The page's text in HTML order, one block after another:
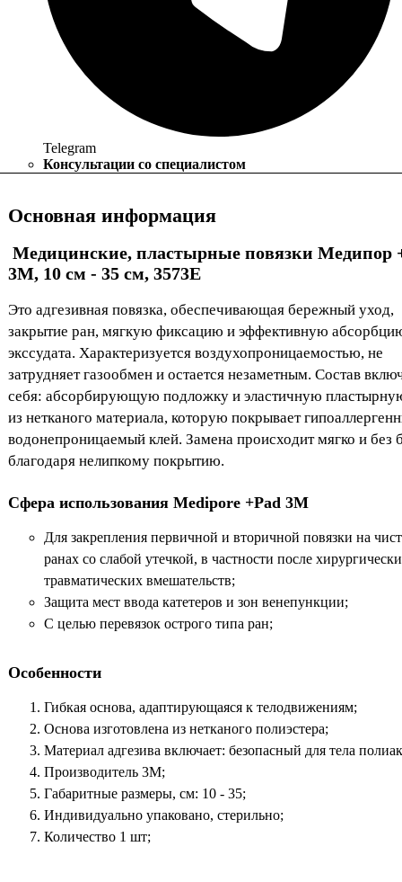
Telegram
Консультации со специалистом
Основная информация
Медицинские, пластырные повязки Медипор
3M, 10 см - 35 см, 3573E
Это адгезивная повязка, обеспечивающая бережный уход,
закрытие ран, мягкую фиксацию и эффективную
экссудата. Характеризуется воздухопроницаемостью, не
затрудняет газообмен и остается незаметным. Состав
себя: абсорбирующую подложку и эластичную
из нетканого материала, которую покрывает
водонепроницаемый клей. Замена происходит мягко и без
благодаря нелипкому покрытию.
Сфера использования Medipore +Pad 3M
Для закрепления первичной и вторичной повязки на
ранах со слабой утечкой, в частности после
травматических вмешательств;
Защита мест ввода катетеров и зон венепункции;
С целью перевязок острого типа ран;
Особенности
Гибкая основа, адаптирующаяся к телодвижениям;
Основа изготовлена из нетканого полиэстера;
Материал адгезива включает: безопасный для тела
Производитель 3M;
Габаритные размеры, см: 10 - 35;
Индивидуально упаковано, стерильно;
Количество 1 шт;